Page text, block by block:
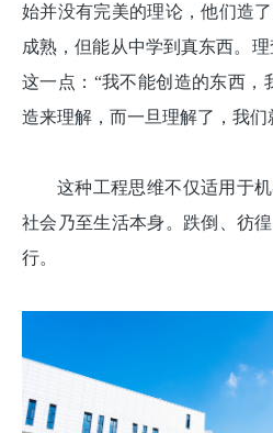
始并没有完美的理论，他们造
成熟，但能从中学到真东西。
这一点：“我不能创造的东西，
造来理解，而一旦理解了，我们
这种工程思维不仅适用于
社会乃至生活本身。跌倒、彷
行。